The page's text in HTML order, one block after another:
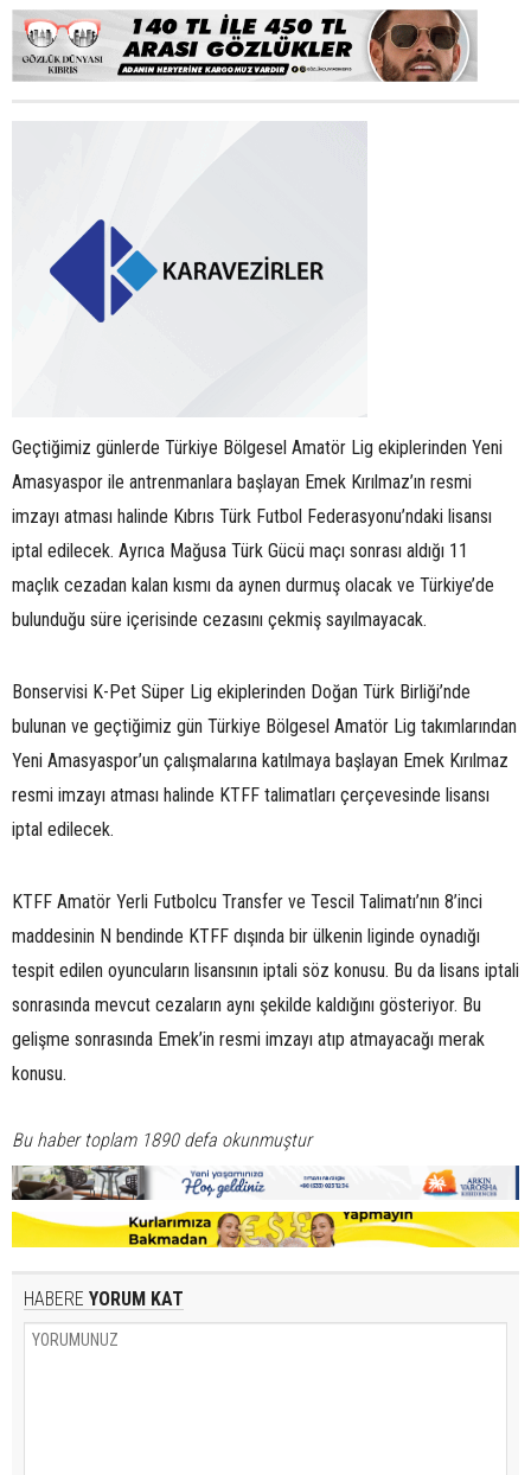
Geçtiğimiz günlerde Türkiye Bölgesel Amatör Lig ekiplerinden Yeni
Amasyaspor ile antrenmanlara başlayan Emek Kırılmaz’ın resmi
imzayı atması halinde Kıbrıs Türk Futbol Federasyonu’ndaki lisansı
iptal edilecek. Ayrıca Mağusa Türk Gücü maçı sonrası aldığı 11
maçlık cezadan kalan kısmı da aynen durmuş olacak ve Türkiye’de
bulunduğu süre içerisinde cezasını çekmiş sayılmayacak.
Bonservisi K-Pet Süper Lig ekiplerinden Doğan Türk Birliği’nde
bulunan ve geçtiğimiz gün Türkiye Bölgesel Amatör Lig takımlarından
Yeni Amasyaspor’un çalışmalarına katılmaya başlayan Emek Kırılmaz
resmi imzayı atması halinde KTFF talimatları çerçevesinde lisansı
iptal edilecek.
KTFF Amatör Yerli Futbolcu Transfer ve Tescil Talimatı’nın 8’inci
maddesinin N bendinde KTFF dışında bir ülkenin liginde oynadığı
tespit edilen oyuncuların lisansının iptali söz konusu. Bu da lisans iptali
sonrasında mevcut cezaların aynı şekilde kaldığını gösteriyor. Bu
gelişme sonrasında Emek’in resmi imzayı atıp atmayacağı merak
konusu.
Bu haber toplam 1890 defa okunmuştur
HABERE YORUM KAT